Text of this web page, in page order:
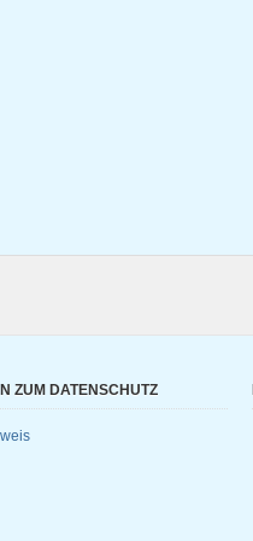
ZUM DATENSCHUTZ